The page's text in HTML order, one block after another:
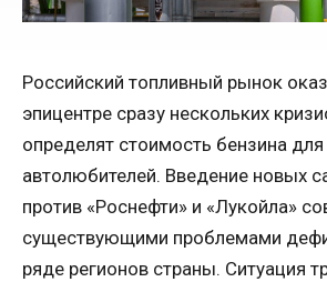
Российский топливный рынок
эпицентре сразу нескольких
определят стоимость бензина
автолюбителей. Введение новых
против «Роснефти» и «Лукойла»
существующими проблемами
ряде регионов страны. Ситуация